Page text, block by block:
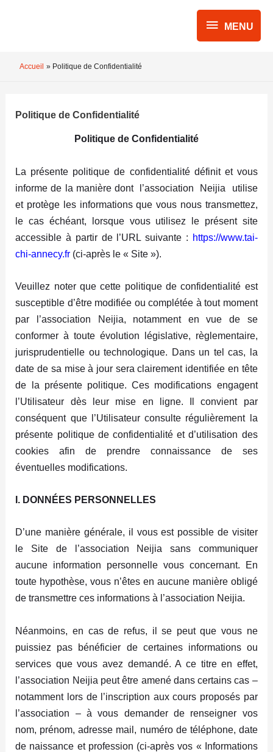
MENU
MENU
Accueil Politique de Confidentialité
Politique de Confidentialité
Politique de Confidentialité
La présente politique de confidentialité définit et vous
informe de la manière dont
l’association Neijia
utilise
et protège les informations que vous nous transmettez,
le cas échéant, lorsque vous utilisez le présent site
accessible à partir de l’URL suivante : https://www.tai-
chi-annecy.fr (ci-après le « Site »).
Veuillez noter que cette politique de confidentialité est
susceptible d’être modifiée ou complétée à tout moment
par l’association Neijia, notamment en vue de se
conformer à toute évolution législative, règlementaire,
jurisprudentielle ou technologique. Dans un tel cas, la
date de sa mise à jour sera clairement identifiée en tête
de la présente politique. Ces modifications engagent
l’Utilisateur dès leur mise en ligne. Il convient par
conséquent que l’Utilisateur consulte régulièrement la
présente politique de confidentialité et d’utilisation des
cookies afin de prendre connaissance de ses
éventuelles modifications.
I. DONNÉES PERSONNELLES
D’une manière générale, il vous est possible de visiter
le Site de l’association Neijia sans communiquer
aucune information personnelle vous concernant. En
toute hypothèse, vous n’êtes en aucune manière obligé
de transmettre ces informations à l’association Neijia.
Néanmoins, en cas de refus, il se peut que vous ne
puissiez pas bénéficier de certaines informations ou
services que vous avez demandé. A ce titre en effet,
l’association Neijia peut être amené dans certains cas –
notamment lors de l’inscription aux cours proposés par
l’association – à vous demander de renseigner vos
nom, prénom, adresse mail, numéro de téléphone, date
de naissance et profession (ci-après vos « Informations